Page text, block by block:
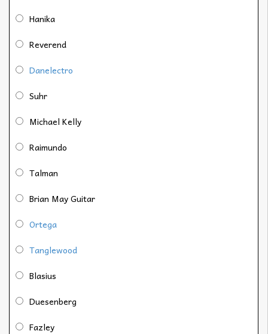
Hanika
Reverend
Danelectro
Suhr
Michael Kelly
Raimundo
Talman
Brian May Guitar
Ortega
Tanglewood
Blasius
Duesenberg
Fazley